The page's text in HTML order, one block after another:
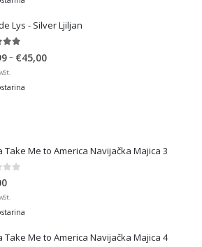
€36,00
Lys - Silver Ljiljan
– €45,00Price
Take Me to America Navijačka Majica 3
of 5
Take Me to America Navijačka Majica 4